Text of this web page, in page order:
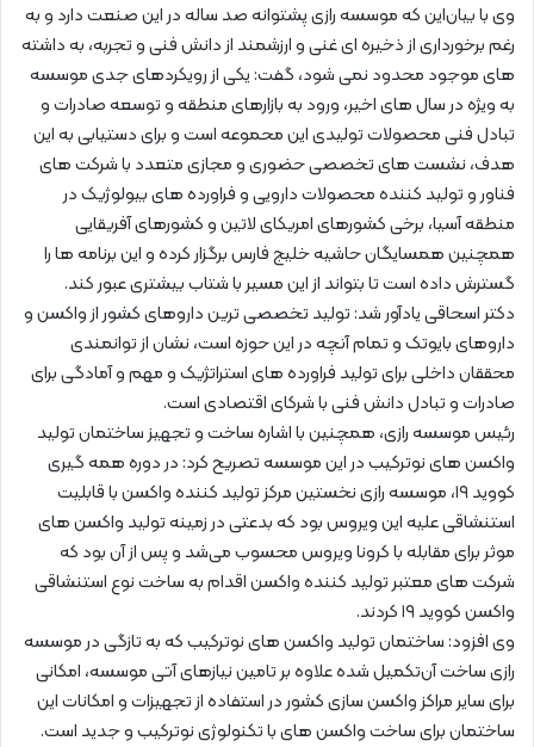
وی با بیان‌این که موسسه رازی پشتوانه صد ساله در این صنعت دارد و به
رغم برخورداری از ذخیره‌ ای غنی و ارزشمند از دانش فنی و تجربه، به داشته
های موجود محدود نمی شود، گفت: یکی از رویکردهای جدی موسسه
به ویژه در سال های اخیر، ورود به بازارهای منطقه و توسعه صادرات و
تبادل فنی محصولات تولیدی این محموعه است و برای دستیابی به این
هدف، نشست های تخصصی حضوری و مجازی متعدد با شرکت های
فناور و تولید کننده محصولات دارویی و فراورده های بیولوژیک در
منطقه آسیا، برخی کشورهای امریکای لاتین و کشورهای آفریقایی
همچنین همسایگان حاشیه خلیج فارس برگزار کرده و این برنامه ها را
گسترش داده است تا بتواند از این‌ مسیر با شتاب بیشتری عبور کند.
دکتر اسحاقی یادآور شد: تولید تخصصی ترین داروهای کشور از واکسن و
داروهای بایوتک و تمام آنچه در این حوزه است، نشان از توانمندی
محققان داخلی برای تولید فراورده های استراتژیک و مهم و آمادگی برای
صادرات و تبادل دانش فنی با شرکای اقتصادی است.
رئیس موسسه رازی، همچنین با اشاره ساخت و تجهیز ساختمان تولید
واکسن های نوترکیب در این موسسه تصریح کرد: در دوره همه گیری
کووید ۱۹، موسسه رازی نخستین مرکز تولید کننده واکسن با قابلیت
استنشاقی علیه این ویروس بود که بدعتی در زمینه تولید واکسن های
موثر برای مقابله با کرونا ویروس محسوب می‌شد و پس از آن بود که
شرکت های معتبر تولید کننده واکسن اقدام به ساخت نوع استنشاقی
واکسن کووید ۱۹ کردند.
وی افزود: ساختمان تولید واکسن های نوترکیب که به تازگی در موسسه
رازی ساخت آن‌تکمیل شده علاوه بر تامین نیازهای آتی موسسه، امکانی
برای سایر مراکز واکسن سازی کشور در استفاده از تجهیزات و امکانات این
ساختمان برای ساخت واکسن های با تکنولوژی نوترکیب و جدید است.